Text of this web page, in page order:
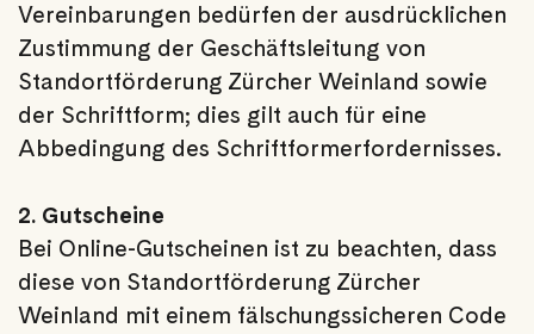
Vereinbarungen bedürfen der ausdrücklichen
Zustimmung der Geschäftsleitung von
Standortförderung Zürcher Weinland sowie
der Schriftform; dies gilt auch für eine
Abbedingung des Schriftformerfordernisses.
2. Gutscheine
Bei Online-Gutscheinen ist zu beachten, dass
diese von Standortförderung Zürcher
Weinland mit einem fälschungssicheren Code